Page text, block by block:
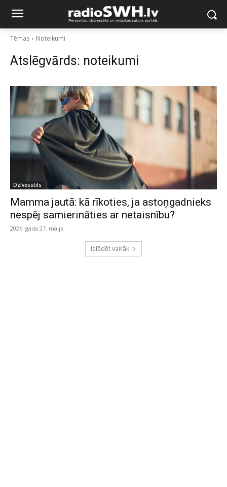
Tēmas Noteikumi
Atslēgvārds: noteikumi
Dzīvesstils
Mamma jautā: kā rīkoties, ja astoņgadnieks
nespēj samierināties ar netaisnību?
2026. gada 27. maijs
Ielādēt vairāk